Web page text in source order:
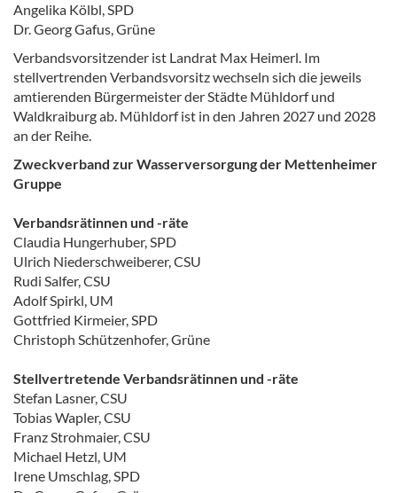
Angelika Kölbl, SPD
Dr. Georg Gafus, Grüne
Verbandsvorsitzender ist Landrat Max Heimerl. Im
stellvertrenden Verbandsvorsitz wechseln sich die jeweils
amtierenden Bürgermeister der Städte Mühldorf und
Waldkraiburg ab. Mühldorf ist in den Jahren 2027 und 2028
an der Reihe.
Zweckverband zur Wasserversorgung der Mettenheimer
Gruppe
Verbandsrätinnen und -räte
Claudia Hungerhuber, SPD
Ulrich Niederschweiberer, CSU
Rudi Salfer, CSU
Adolf Spirkl, UM
Gottfried Kirmeier, SPD
Christoph Schützenhofer, Grüne
Stellvertretende Verbandsrätinnen und -räte
Stefan Lasner, CSU
Tobias Wapler, CSU
Franz Strohmaier, CSU
Michael Hetzl, UM
Irene Umschlag, SPD